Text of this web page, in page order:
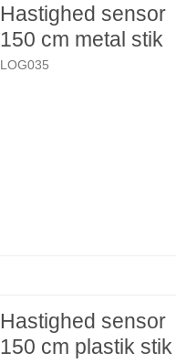
Hastighed sensor
150 cm metal stik
LOG035
Hastighed sensor
150 cm plastik stik